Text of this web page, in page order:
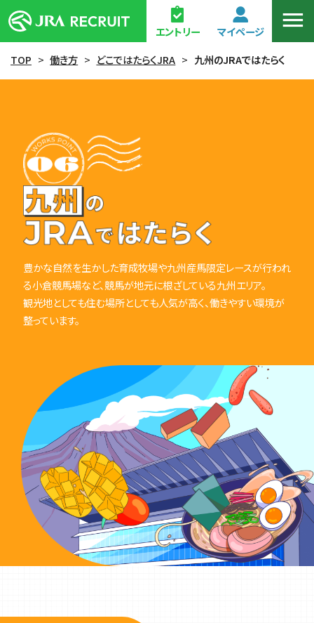
エントリー
マイページ
TOP > 働き方 > どこではたらくJRA > 九州のJRAではたらく
豊かな自然を生かした育成牧場や九州産馬限定レースが行われ
る小倉競馬場など、競馬が地元に根ざしている九州エリア。
観光地としても住む場所としても人気が高く、働きやすい環境が
整っています。